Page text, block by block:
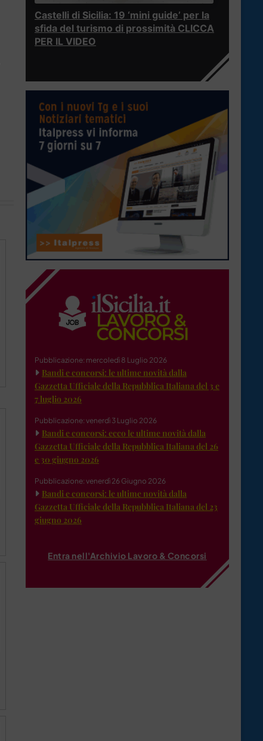
Castelli di Sicilia: 19 ‘mini guide’ per la
sfida del turismo di prossimità CLICCA
PER IL VIDEO
Pubblicazione: mercoledì 8 Luglio 2026
Bandi e concorsi: le ultime novità dalla
Gazzetta Ufficiale della Repubblica Italiana del 3 e
7 luglio 2026
Pubblicazione: venerdì 3 Luglio 2026
Bandi e concorsi: ecco le ultime novità dalla
Gazzetta Ufficiale della Repubblica Italiana del 26
e 30 giugno 2026
Pubblicazione: venerdì 26 Giugno 2026
Bandi e concorsi: le ultime novità dalla
Gazzetta Ufficiale della Repubblica Italiana del 23
giugno 2026
Entra nell'Archivio Lavoro & Concorsi